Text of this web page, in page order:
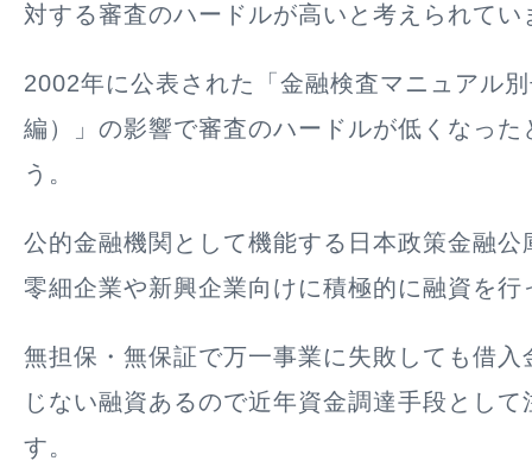
対する審査のハードルが高いと考えられてい
2002年に公表された「金融検査マニュアル
編）」の影響で審査のハードルが低くなった
う。
公的金融機関として機能する日本政策金融公
零細企業や新興企業向けに積極的に融資を行
無担保・無保証で万一事業に失敗しても借入
じない融資あるので近年資金調達手段とし
す。